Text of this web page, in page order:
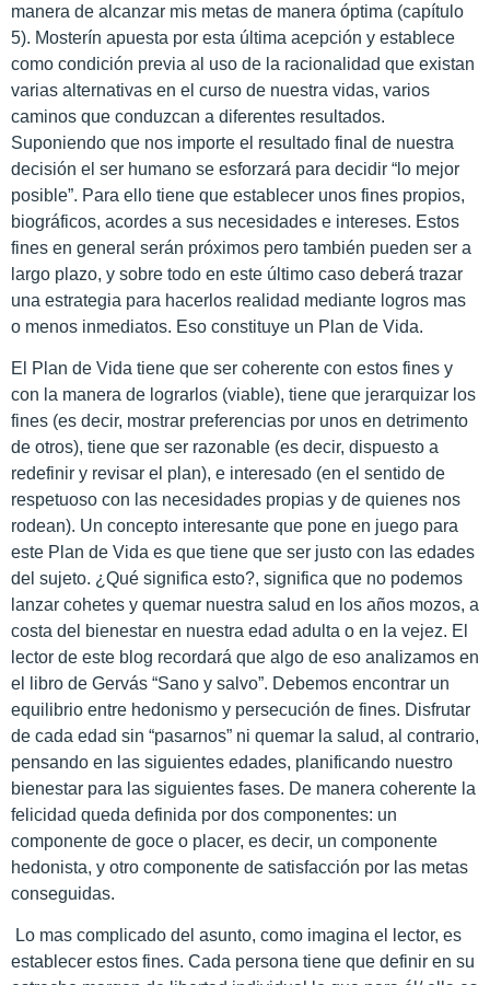
manera de alcanzar mis metas de manera óptima (capítulo
5). Mosterín apuesta por esta última acepción y establece
como condición previa al uso de la racionalidad que existan
varias alternativas en el curso de nuestra vidas, varios
caminos que conduzcan a diferentes resultados.
Suponiendo que nos importe el resultado final de nuestra
decisión el ser humano se esforzará para decidir “lo mejor
posible”. Para ello tiene que establecer unos fines propios,
biográficos, acordes a sus necesidades e intereses. Estos
fines en general serán próximos pero también pueden ser a
largo plazo, y sobre todo en este último caso deberá trazar
una estrategia para hacerlos realidad mediante logros mas
o menos inmediatos. Eso constituye un Plan de Vida.
El Plan de Vida tiene que ser coherente con estos fines y
con la manera de lograrlos (viable), tiene que jerarquizar los
fines (es decir, mostrar preferencias por unos en detrimento
de otros), tiene que ser razonable (es decir, dispuesto a
redefinir y revisar el plan), e interesado (en el sentido de
respetuoso con las necesidades propias y de quienes nos
rodean). Un concepto interesante que pone en juego para
este Plan de Vida es que tiene que ser justo con las edades
del sujeto. ¿Qué significa esto?, significa que no podemos
lanzar cohetes y quemar nuestra salud en los años mozos, a
costa del bienestar en nuestra edad adulta o en la vejez. El
lector de este blog recordará que algo de eso analizamos en
el libro de Gervás “Sano y salvo”. Debemos encontrar un
equilibrio entre hedonismo y persecución de fines. Disfrutar
de cada edad sin “pasarnos” ni quemar la salud, al contrario,
pensando en las siguientes edades, planificando nuestro
bienestar para las siguientes fases. De manera coherente la
felicidad queda definida por dos componentes: un
componente de goce o placer, es decir, un componente
hedonista, y otro componente de satisfacción por las metas
conseguidas.
Lo mas complicado del asunto, como imagina el lector, es
establecer estos fines. Cada persona tiene que definir en su